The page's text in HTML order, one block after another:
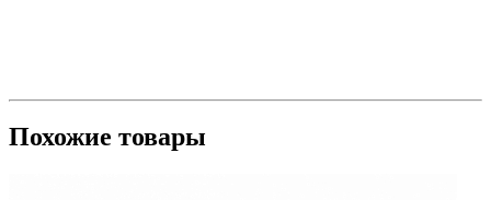
Похожие товары